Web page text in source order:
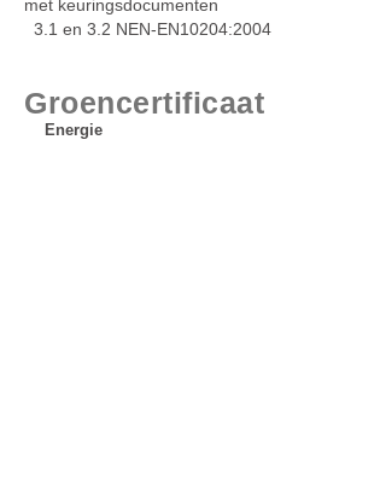
met keuringsdocumenten
3.1 en 3.2 NEN-EN10204:2004
Groencertificaat
Energie